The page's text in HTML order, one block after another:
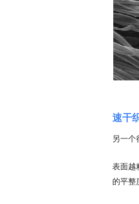
速干
另一个
表面越
的平整